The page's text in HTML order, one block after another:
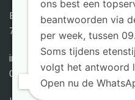
Bornsestraat 6
7595 LG Weerselo
info@oliedirect.nl
0645404395
ons best een
beantwoorden via
per week, tussen
Soms tijdens
volgt het antwoord
Open nu de